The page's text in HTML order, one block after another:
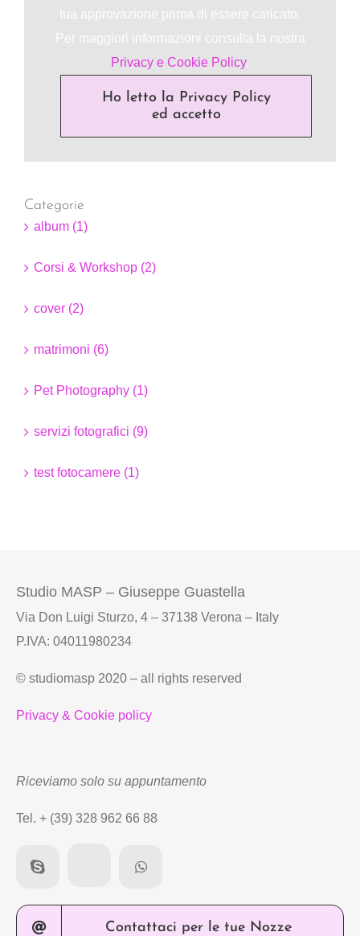
tua approvazione prima di essere caricato.
Per maggiori informazioni consulta la nostra
Privacy e Cookie Policy.
Ho letto la Privacy Policy
ed accetto
Categorie
album (1)
Corsi & Workshop (2)
cover (2)
matrimoni (6)
Pet Photography (1)
servizi fotografici (9)
test fotocamere (1)
Studio MASP – Giuseppe Guastella
Via Don Luigi Sturzo, 4 – 37138 Verona – Italy
P.IVA: 04011980234
© studiomasp 2020 – all rights reserved
Privacy & Cookie policy
Riceviamo solo su appuntamento
Tel. + (39) 328 962 66 88
Contattaci per le tue Nozze